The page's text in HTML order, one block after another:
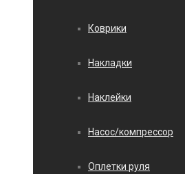
Коврики
Накладки
Наклейки
Насос/компрессор
Оплетки руля